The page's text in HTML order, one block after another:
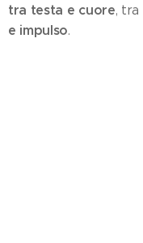
tra testa e cuore, tra
e impulso.